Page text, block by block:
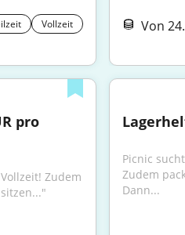
Vollzeit Von
pro
Zudem
Picnic
Zudem
Dann...